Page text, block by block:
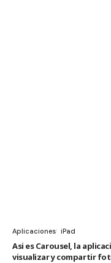
Aplicaciones iPad
Asi es Carousel, la
visualizar y compartir